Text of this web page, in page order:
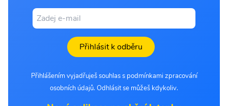
Přihlásit k odběru
Přihlášením vyjadřuješ souhlas s podmínkami zpracování
osobních údajů. Odhlásit se můžeš kdykoliv.